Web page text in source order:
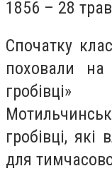
1856 – 28
Спочатку
поховали на
гробівці»
гробівці,
для